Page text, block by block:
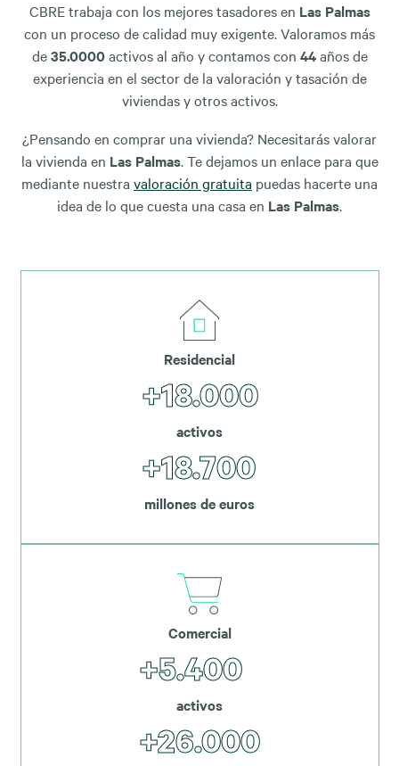
CBRE trabaja con los mejores tasadores en Las Palmas
con un proceso de calidad muy exigente. Valoramos más
de35.0000activos al año y contamos con 44años de
experiencia en el sector de la valoración y tasación de
viviendas y otros activos.
¿Pensando en comprar una vivienda? Necesitarás valorar
la vivienda en Las Palmas. Te dejamos un enlace para que
mediante nuestra valoración gratuita puedas hacerte una
idea de lo que cuesta una casa en Las Palmas.
Residencial
+18.000
activos
+18.700
millones de euros
Comercial
+5.400
activos
+26.000